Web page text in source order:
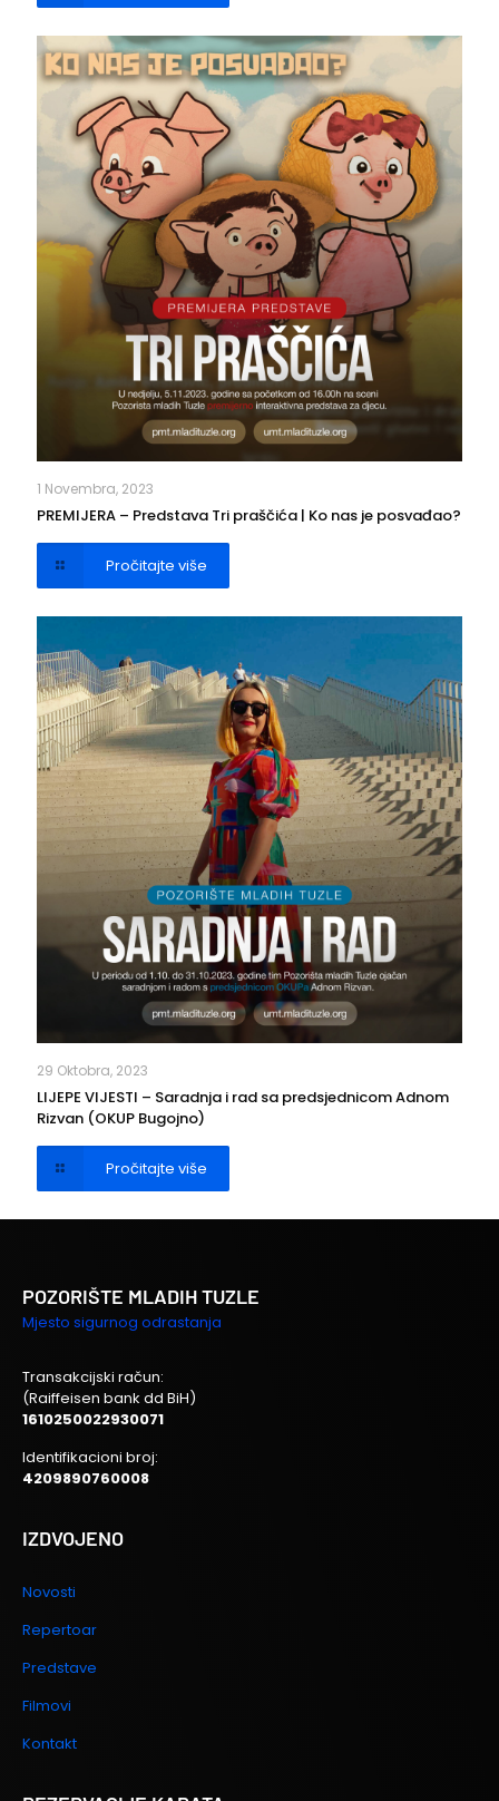
1 Novembra, 2023
PREMIJERA – Predstava Tri praščića | Ko nas je posvađao?
Pročitajte više
29 Oktobra, 2023
LIJEPE VIJESTI – Saradnja i rad sa predsjednicom Adnom
Rizvan (OKUP Bugojno)
Pročitajte više
POZORIŠTE MLADIH TUZLE
Mjesto sigurnog odrastanja
Transakcijski račun:
(Raiffeisen bank dd BiH)
1610250022930071
Identifikacioni broj:
4209890760008
IZDVOJENO
Novosti
Repertoar
Predstave
Filmovi
Kontakt